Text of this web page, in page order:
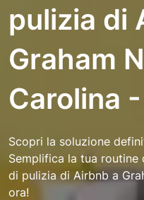
pulizia di
Graham
Carolina
Scopri la soluzione
Semplifica la tua
di pulizia di Airbnb a
ora!